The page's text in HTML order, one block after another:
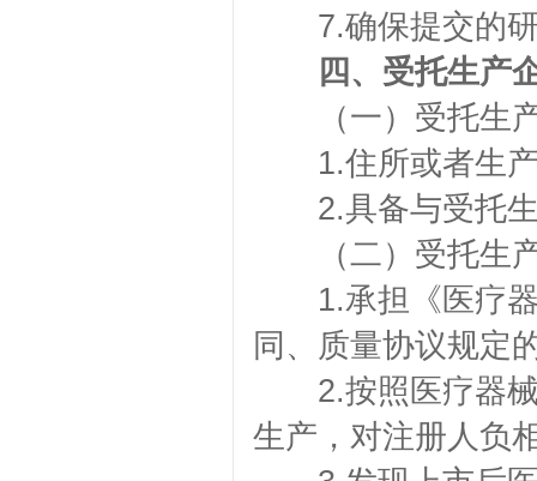
7.确保提交的研
四、受托生产
（一）受托生产
1.住所或者生产
2.具备与受托生
（二）受托生产
1.承担《医疗器
同、质量协议规定
2.按照医疗器械
生产，对注册人负